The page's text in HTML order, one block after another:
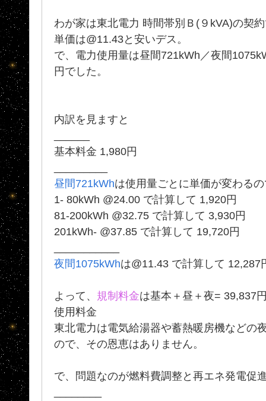
わが家は東北電力 時間帯別Ｂ(９kVA)の契
単価は@11.43と安いデス。
で、電力使用量は昼間721kWh／夜間
円でした。
内訳を見ますと
基本料金 1,980円
昼間721kWhは使用量ごとに単価が変わる
1- 80kWh @24.00 で計算して 1,920円
81-200kWh @32.75 で計算して
201kWh- @37.85 で計算して 19,720円
夜間1075kWhは@11.43 で計算して 12,287
よって、 規制料金は基本＋昼＋夜= 39,837
使用料金
東北電力は電気給湯器や蓄熱暖房機などの
ので、その恩恵はありません。
で、問題なのが燃料費調整と再エネ発電促